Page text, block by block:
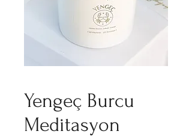
Yengeç Burcu
Meditasyon